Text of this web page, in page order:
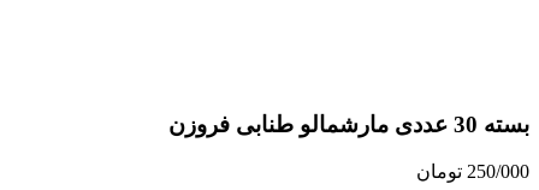
بسته 30 عددی مارشمالو طنابی فروزن
250/000 تومان